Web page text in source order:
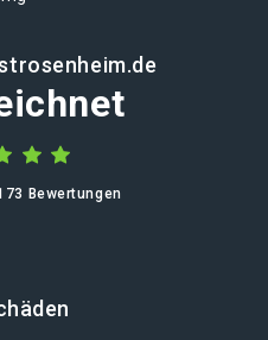
Bewertungen